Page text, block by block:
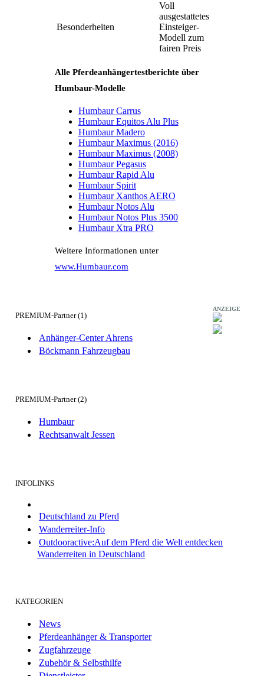
Besonderheiten
Voll
ausgestattetes
Einsteiger-
Modell zum
fairen Preis
Alle Pferdeanhängertestberichte über
Humbaur-Modelle
Humbaur Carrus
Humbaur Equitos Alu Plus
Humbaur Madero
Humbaur Maximus (2016)
Humbaur Maximus (2008)
Humbaur Pegasus
Humbaur Rapid Alu
Humbaur Spirit
Humbaur Xanthos AERO
Humbaur Notos Alu
Humbaur Notos Plus 3500
Humbaur Xtra PRO
Weitere Informationen unter
www.Humbaur.com
ANZEIGE
PREMIUM-Partner (1)
Anhänger-Center Ahrens
Böckmann Fahrzeugbau
PREMIUM-Partner (2)
Humbaur
Rechtsanwalt Jessen
INFOLINKS
Deutschland zu Pferd
Wanderreiter-Info
Outdooractive:Auf dem Pferd die Welt entdecken
Wanderreiten in Deutschland
KATEGORIEN
News
Pferdeanhänger & Transporter
Zugfahrzeuge
Zubehör & Selbsthilfe